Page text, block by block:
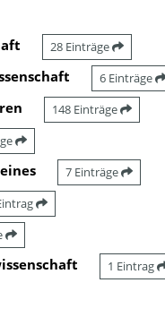
28 Einträge
6 Einträge
148 Einträge
7 Einträge
1 Eintrag